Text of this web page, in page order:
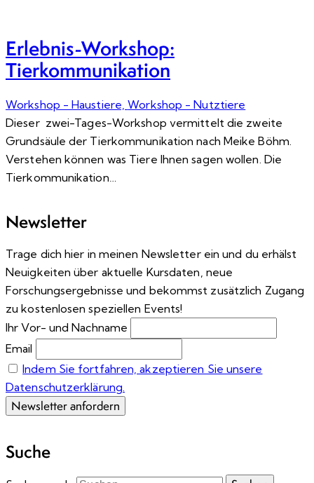
Erlebnis-Workshop:
Tierkommunikation
Workshop - Haustiere,Workshop - Nutztiere
Dieser zwei-Tages-Workshop vermittelt die zweite
Grundsäule der Tierkommunikation nach Meike Böhm.
Verstehen können was Tiere Ihnen sagen wollen. Die
Tierkommunikation…
Newsletter
Trage dich hier in meinen Newsletter ein und du erhälst
Neuigkeiten über aktuelle Kursdaten, neue
Forschungsergebnisse und bekommst zusätzlich Zugang
zu kostenlosen speziellen Events!
Ihr Vor- und Nachname
Email
Indem Sie fortfahren, akzeptieren Sie unsere
Datenschutzerklärung.
Suche